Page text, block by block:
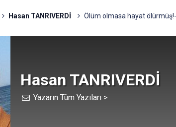
Hasan TANRIVERDİ Ölüm olmasa hayat
Hasan TANRIVERDİ
Yazarın Tüm Yazıları >